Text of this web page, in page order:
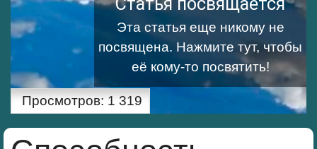
Эта статья еще никому не
посвящена. Нажмите тут, чтобы
её кому-то посвятить!
Просмотров: 1 319